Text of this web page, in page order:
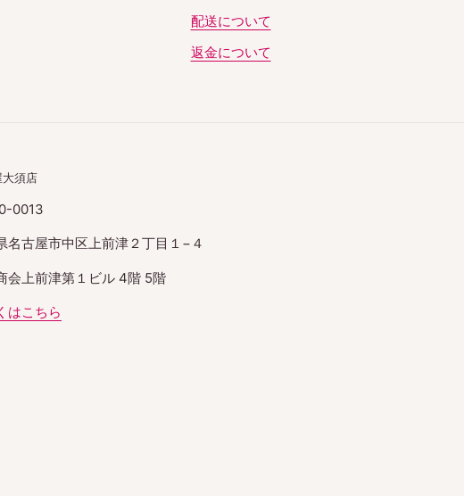
配送について
返金について
須店
0013
名古屋市中区上前津２丁目１−４
会上前津第１ビル 4階 5階
はこちら